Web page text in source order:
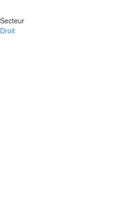
Secteur
Droit